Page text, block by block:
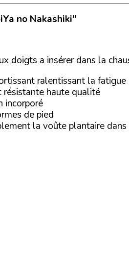
no Nakashiki"
doigts a insérer dans la
ralentissant la fatigue
haute qualité
incorporé
de pied
la voûte plantaire